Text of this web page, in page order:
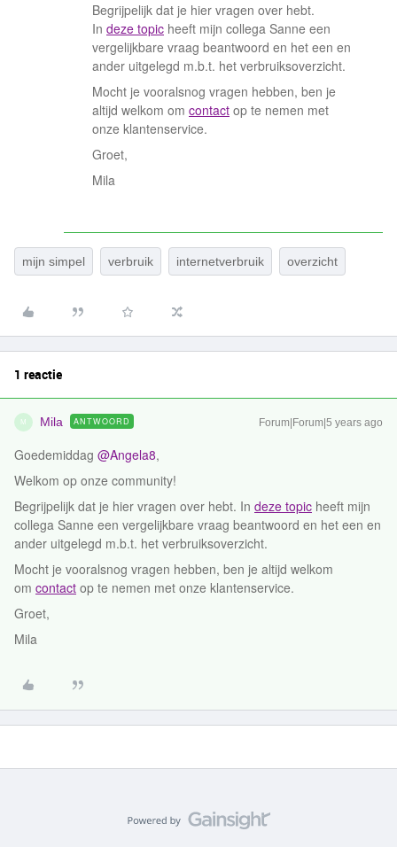
Begrijpelijk dat je hier vragen over hebt.
In deze topic heeft mijn collega Sanne een
vergelijkbare vraag beantwoord en het een en
ander uitgelegd m.b.t. het verbruiksoverzicht.
Mocht je vooralsnog vragen hebben, ben je
altijd welkom om contact op te nemen met
onze klantenservice.
Groet,
Mila
mijn simpel verbruik internetverbruik overzicht
1 reactie
M Mila ANTWOORD Forum|Forum|5 years ago
Goedemiddag @Angela8,
Welkom op onze community!
Begrijpelijk dat je hier vragen over hebt. In deze topic heeft mijn
collega Sanne een vergelijkbare vraag beantwoord en het een en
ander uitgelegd m.b.t. het verbruiksoverzicht.
Mocht je vooralsnog vragen hebben, ben je altijd welkom
om contact op te nemen met onze klantenservice.
Groet,
Mila